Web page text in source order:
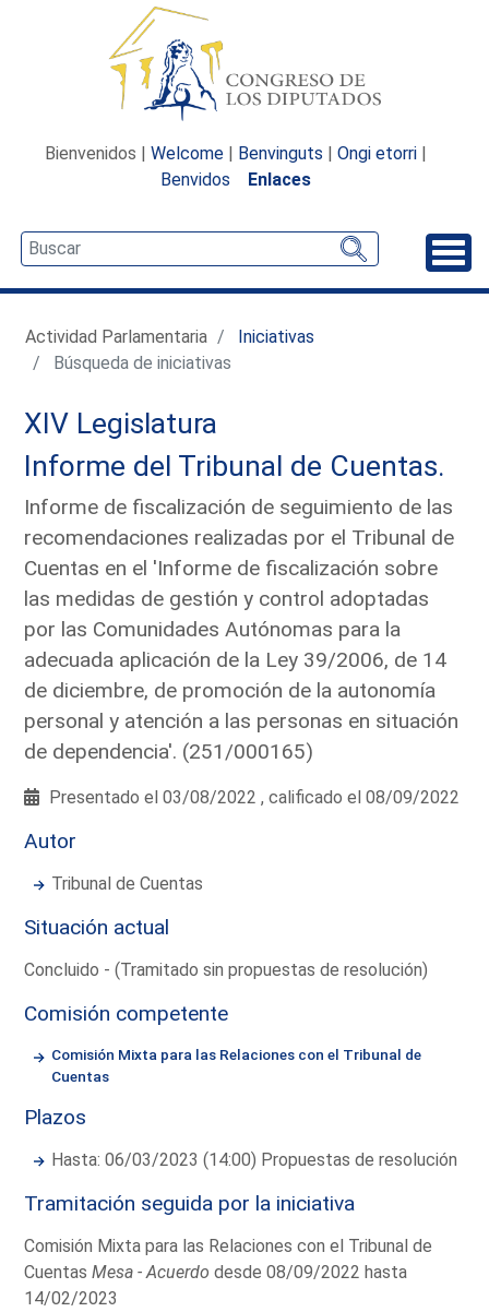
Bienvenidos | Welcome | Benvinguts | Ongi etorri |
Benvidos
Enlaces
Actividad Parlamentaria
Iniciativas
Búsqueda de iniciativas
XIV Legislatura
Informe del Tribunal de Cuentas.
Informe de fiscalización de seguimiento de las
recomendaciones realizadas por el Tribunal de
Cuentas en el 'Informe de fiscalización sobre
las medidas de gestión y control adoptadas
por las Comunidades Autónomas para la
adecuada aplicación de la Ley 39/2006, de 14
de diciembre, de promoción de la autonomía
personal y atención a las personas en situación
de dependencia'. (251/000165)
Presentado el 03/08/2022 , calificado el 08/09/2022
Autor
Tribunal de Cuentas
Situación actual
Concluido - (Tramitado sin propuestas de resolución)
Comisión competente
Comisión Mixta para las Relaciones con el Tribunal de
Cuentas
Plazos
Hasta: 06/03/2023 (14:00) Propuestas de resolución
Tramitación seguida por la iniciativa
Comisión Mixta para las Relaciones con el Tribunal de
CuentasMesa - Acuerdo desde 08/09/2022 hasta
14/02/2023